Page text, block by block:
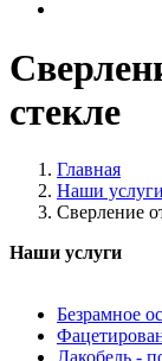
стекле
Главная
Наши услуги
Cверление
Наши услуги
Безрамное
Лакобель -